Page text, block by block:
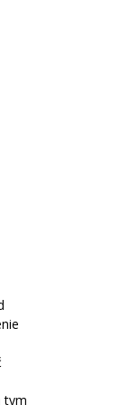
tym